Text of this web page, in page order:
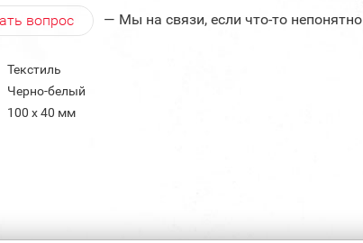
вопрос — Мы на связи, если что-то непонятно
Текстиль
Черно-белый
100 x 40 мм